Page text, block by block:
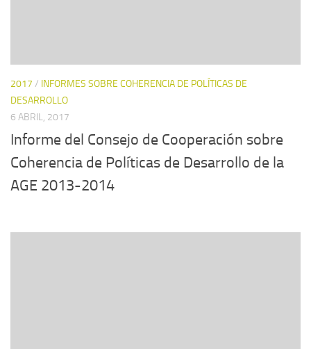
2017 / INFORMES SOBRE COHERENCIA DE POLÍTICAS DE
DESARROLLO
6 ABRIL, 2017
Informe del Consejo de Cooperación sobre
Coherencia de Políticas de Desarrollo de la
AGE 2013-2014